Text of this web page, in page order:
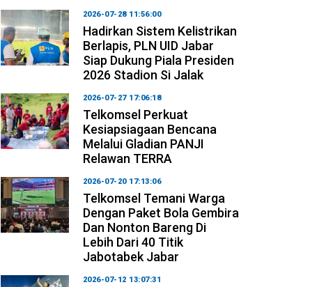
2026-07-28 11:56:00
Hadirkan Sistem Kelistrikan
Berlapis, PLN UID Jabar
Siap Dukung Piala Presiden
2026 Stadion Si Jalak
2026-07-27 17:06:18
Telkomsel Perkuat
Kesiapsiagaan Bencana
Melalui Gladian PANJI
Relawan TERRA
2026-07-20 17:13:06
Telkomsel Temani Warga
Dengan Paket Bola Gembira
Dan Nonton Bareng Di
Lebih Dari 40 Titik
Jabotabek Jabar
2026-07-12 13:07:31